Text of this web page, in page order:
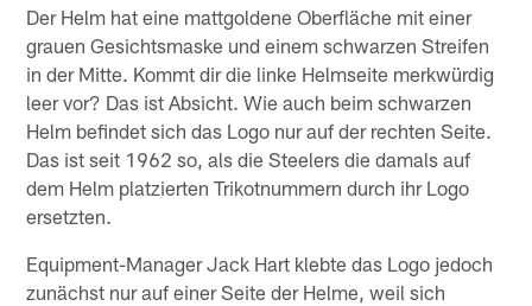
Der Helm hat eine mattgoldene Oberfläche mit einer
grauen Gesichtsmaske und einem schwarzen Streifen
in der Mitte. Kommt dir die linke Helmseite merkwürdig
leer vor? Das ist Absicht. Wie auch beim schwarzen
Helm befindet sich das Logo nur auf der rechten Seite.
Das ist seit 1962 so, als die Steelers die damals auf
dem Helm platzierten Trikotnummern durch ihr Logo
ersetzten.
Equipment-Manager Jack Hart klebte das Logo jedoch
zunächst nur auf einer Seite der Helme, weil sich